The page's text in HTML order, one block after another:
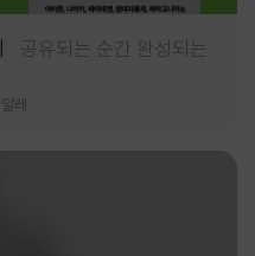
공유되는 순간 완성되는
알레